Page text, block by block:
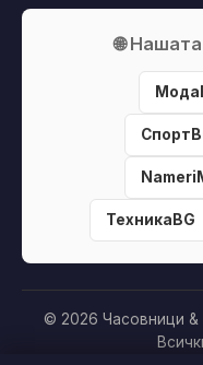
🌐
ТехникаBG
© 2026 Часовници &